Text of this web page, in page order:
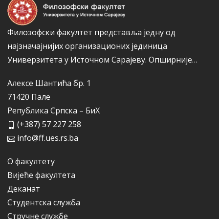
Филозофски факултет представља једну од
најзначајнијих организационих јединица
Универзитета у Источном Сарајеву. Опширније…
Алексе Шантића бр. 1
71420 Пале
Република Српска – БиХ
(+387) 57 227 258
info@ff.ues.rs.ba
О факултету
Вијеће факултета
Деканат
Студентска служба
Стручне службе